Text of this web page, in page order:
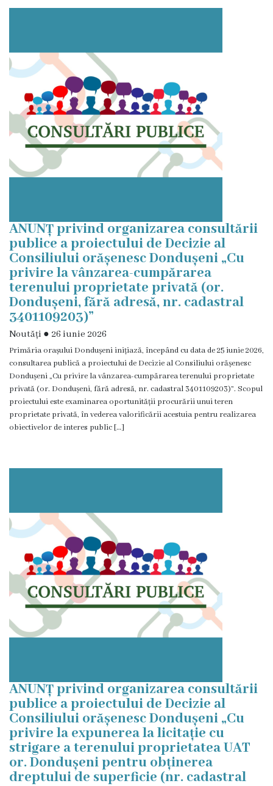
ANUNȚ privind organizarea consultării
publice a proiectului de Decizie al
Consiliului orășenesc Dondușeni „Cu
privire la vânzarea-cumpărarea
terenului proprietate privată (or.
Dondușeni, fără adresă, nr. cadastral
3401109203)”
Noutăți ● 26 iunie 2026
Primăria orașului Dondușeni inițiază, începând cu data de 25 iunie 2026,
consultarea publică a proiectului de Decizie al Consiliului orășenesc
Dondușeni „Cu privire la vânzarea-cumpărarea terenului proprietate
privată (or. Dondușeni, fără adresă, nr. cadastral 3401109203)”. Scopul
proiectului este examinarea oportunității procurării unui teren
proprietate privată, în vederea valorificării acestuia pentru realizarea
obiectivelor de interes public […]
ANUNȚ privind organizarea consultării
publice a proiectului de Decizie al
Consiliului orășenesc Dondușeni „Cu
privire la expunerea la licitație cu
strigare a terenului proprietatea UAT
or. Dondușeni pentru obținerea
dreptului de superficie (nr. cadastral